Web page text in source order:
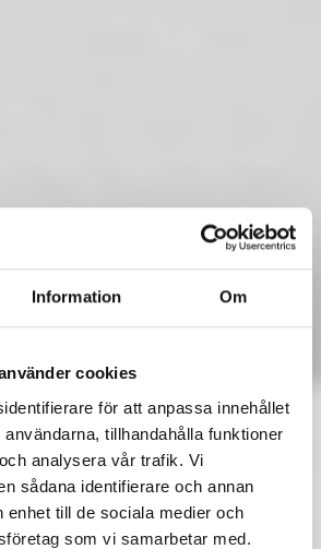
Information Om
cookies
för att anpassa innehållet
tillhandahålla funktioner
analysera vår trafik. Vi
sådana identifierare och annan
enhet till de sociala medier och
som vi samarbetar med.